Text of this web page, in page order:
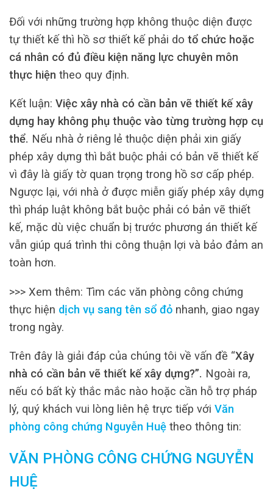
Đối với những trường hợp không thuộc diện được
tự thiết kế thì hồ sơ thiết kế phải do tổ chức hoặc
cá nhân có đủ điều kiện năng lực chuyên môn
thực hiện theo quy định.
Kết luận: Việc xây nhà có cần bản vẽ thiết kế xây
dựng hay không phụ thuộc vào từng trường hợp cụ
thể. Nếu nhà ở riêng lẻ thuộc diện phải xin giấy
phép xây dựng thì bắt buộc phải có bản vẽ thiết kế
vì đây là giấy tờ quan trọng trong hồ sơ cấp phép.
Ngược lại, với nhà ở được miễn giấy phép xây dựng
thì pháp luật không bắt buộc phải có bản vẽ thiết
kế, mặc dù việc chuẩn bị trước phương án thiết kế
vẫn giúp quá trình thi công thuận lợi và bảo đảm an
toàn hơn.
>>> Xem thêm: Tìm các văn phòng công chứng
thực hiện dịch vụ sang tên sổ đỏ nhanh, giao ngay
trong ngày.
Trên đây là giải đáp của chúng tôi về vấn đề “Xây
nhà có cần bản vẽ thiết kế xây dựng?”. Ngoài ra,
nếu có bất kỳ thắc mắc nào hoặc cần hỗ trợ pháp
lý, quý khách vui lòng liên hệ trực tiếp với Văn
phòng công chứng Nguyễn Huệ theo thông tin:
VĂN PHÒNG CÔNG CHỨNG NGUYỄN
HUỆ